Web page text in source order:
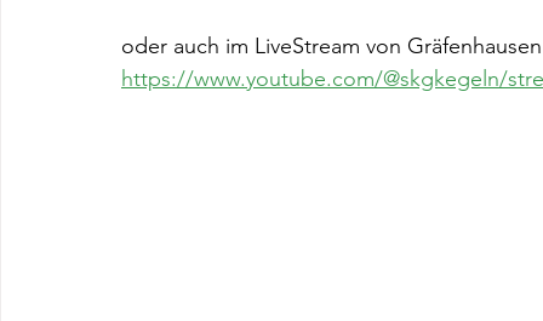
oder auch im LiveStream von
https://www.youtube.com/@skgkegeln/